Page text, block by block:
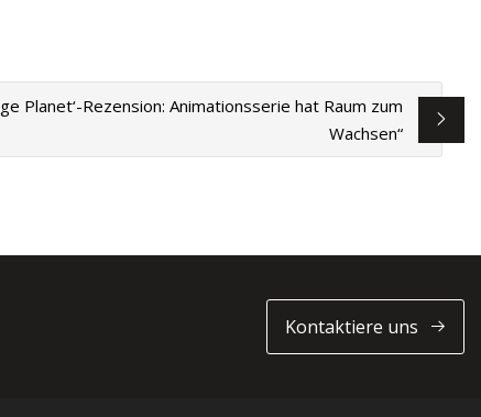
Planet‘-Rezension: Animationsserie hat Raum zum
Wachsen“
Kontaktiere uns